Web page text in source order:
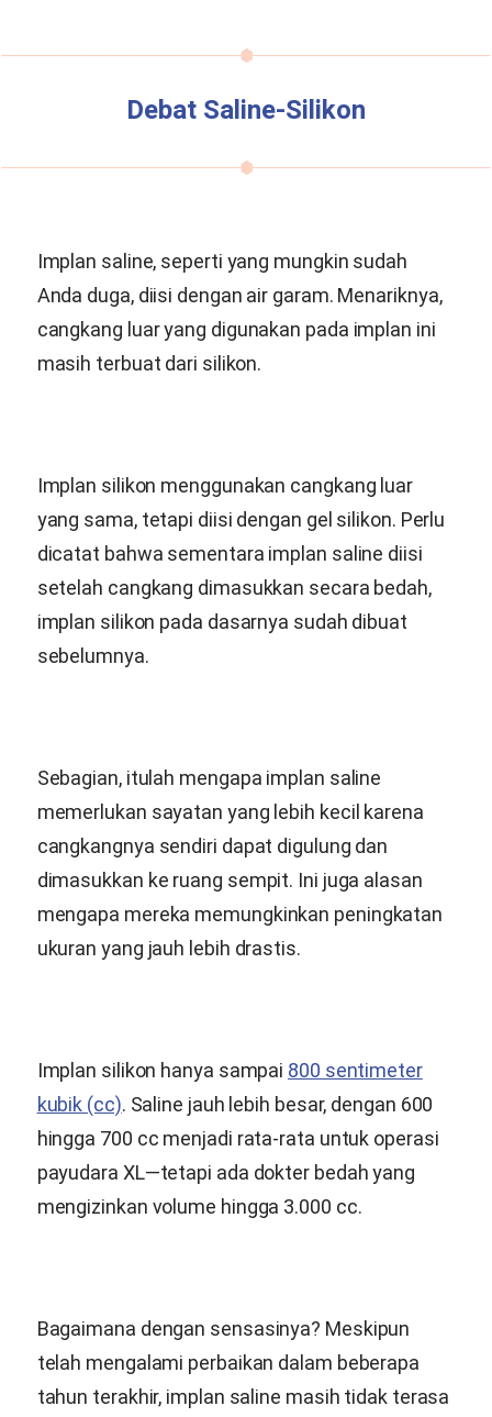
Debat Saline-Silikon
Implan saline, seperti yang mungkin sudah
Anda duga, diisi dengan air garam. Menariknya,
cangkang luar yang digunakan pada implan ini
masih terbuat dari silikon.
Implan silikon menggunakan cangkang luar
yang sama, tetapi diisi dengan gel silikon. Perlu
dicatat bahwa sementara implan saline diisi
setelah cangkang dimasukkan secara bedah,
implan silikon pada dasarnya sudah dibuat
sebelumnya.
Sebagian, itulah mengapa implan saline
memerlukan sayatan yang lebih kecil karena
cangkangnya sendiri dapat digulung dan
dimasukkan ke ruang sempit. Ini juga alasan
mengapa mereka memungkinkan peningkatan
ukuran yang jauh lebih drastis.
Implan silikon hanya sampai 800 sentimeter
kubik (cc). Saline jauh lebih besar, dengan 600
hingga 700 cc menjadi rata-rata untuk operasi
payudara XL—tetapi ada dokter bedah yang
mengizinkan volume hingga 3.000 cc.
Bagaimana dengan sensasinya? Meskipun
telah mengalami perbaikan dalam beberapa
tahun terakhir, implan saline masih tidak terasa